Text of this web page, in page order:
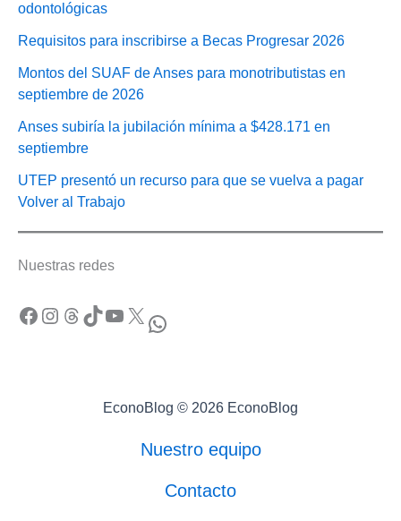
odontológicas
Requisitos para inscribirse a Becas Progresar 2026
Montos del SUAF de Anses para monotributistas en
septiembre de 2026
Anses subiría la jubilación mínima a $428.171 en
septiembre
UTEP presentó un recurso para que se vuelva a pagar
Volver al Trabajo
Nuestras redes
Facebook Instagram Threads TikTok YouTube X WhatsApp
EconoBlog © 2026 EconoBlog
Nuestro equipo
Contacto